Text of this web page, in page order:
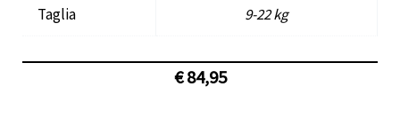
Taglia 9-22 kg
€84,95